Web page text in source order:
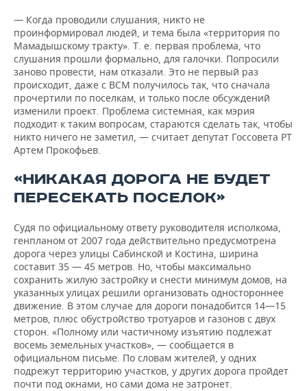
— Когда проводили слушания, никто не
проинформировал людей, и тема была «территория по
Мамадышскому тракту». Т. е. первая проблема, что
слушания прошли формально, для галочки. Попросили
заново провести, нам отказали. Это не первый раз
происходит, даже с ВСМ получилось так, что сначала
прочертили по поселкам, и только после обсуждений
изменили проект. Проблема системная, как мэрия
подходит к таким вопросам, стараются сделать так, чтобы
никто ничего не заметил, — считает депутат Госсовета РТ
Артем Прокофьев.
«НИКАКАЯ ДОРОГА НЕ БУДЕТ
ПЕРЕСЕКАТЬ ПОСЕЛОК»
Судя по официальному ответу руководителя исполкома,
генпланом от 2007 года действительно предусмотрена
дорога через улицы Сабинской и Костина, ширина
составит 35 — 45 метров. Но, чтобы максимально
сохранить жилую застройку и снести минимум домов, на
указанных улицах решили организовать одностороннее
движение. В этом случае для дороги понадобится 14—15
метров, плюс обустройство тротуаров и газонов с двух
сторон. «Полному или частичному изъятию подлежат
восемь земельных участков», — сообщается в
официальном письме. По словам жителей, у одних
подрежут территорию участков, у других дорога пройдет
почти под окнами, но сами дома не затронет.